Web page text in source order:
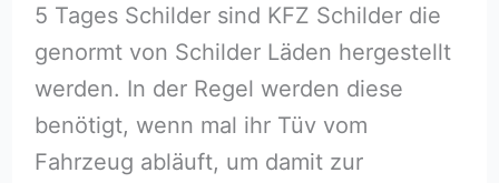
5 Tages Schilder sind KFZ Schilder die
genormt von Schilder Läden hergestellt
werden. In der Regel werden diese
benötigt, wenn mal ihr Tüv vom
Fahrzeug abläuft, um damit zur